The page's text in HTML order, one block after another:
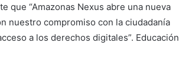
que “Amazonas Nexus abre una nueva
nuestro compromiso con la ciudadanía
a los derechos digitales”. Educación